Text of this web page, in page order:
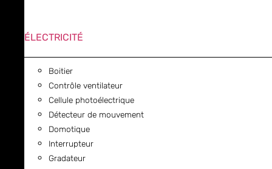
ÉLECTRICITÉ
Boitier
Contrôle ventilateur
Cellule photoélectrique
Détecteur de mouvement
Domotique
Interrupteur
Gradateur